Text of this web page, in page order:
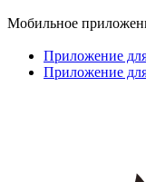
Мобильное
Приложение
Приложение